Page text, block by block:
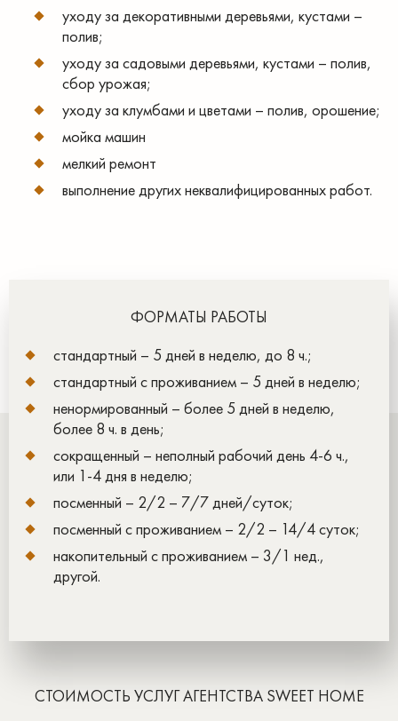
уходу за декоративными деревьями, кустами –
полив;
уходу за садовыми деревьями, кустами – полив,
сбор урожая;
уходу за клумбами и цветами – полив, орошение;
мойка машин
мелкий ремонт
выполнение других неквалифицированных работ.
ФОРМАТЫ РАБОТЫ
стандартный – 5 дней в неделю, до 8 ч.;
стандартный с проживанием – 5 дней в неделю;
ненормированный – более 5 дней в неделю,
более 8 ч. в день;
сокращенный – неполный рабочий день 4-6 ч.,
или 1-4 дня в неделю;
посменный – 2/2 – 7/7 дней/суток;
посменный с проживанием – 2/2 – 14/4 суток;
накопительный с проживанием – 3/1 нед.,
другой.
СТОИМОСТЬ УСЛУГ АГЕНТСТВА SWEET HOME